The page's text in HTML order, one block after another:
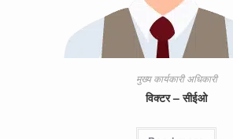
मुख्य कार्यकारी अधिकारी
विक्टर – सीईओ